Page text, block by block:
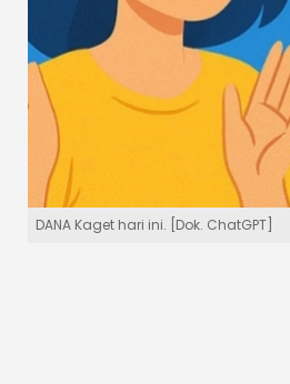
DANA Kaget hari ini. [Dok. ChatGPT]